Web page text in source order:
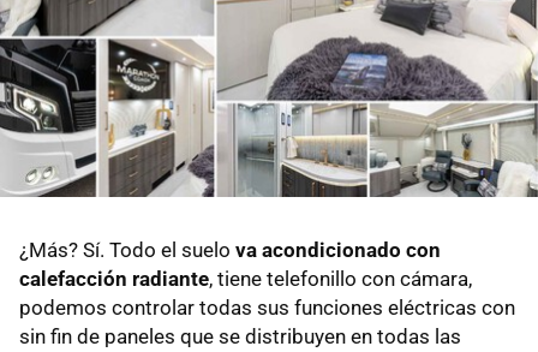
¿Más? Sí. Todo el suelo va acondicionado con
calefacción radiante, tiene telefonillo con cámara,
podemos controlar todas sus funciones eléctricas con
sin fin de paneles que se distribuyen en todas las